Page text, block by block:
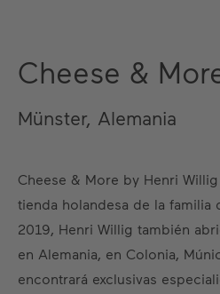
Cheese &
Münster, Alemania
Cheese & More by Henri
tienda holandesa de la familia
2019, Henri Willig también
en Alemania, en Colonia,
encontrará exclusivas